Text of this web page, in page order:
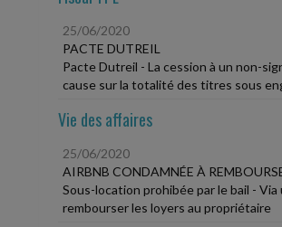
25/06/2020
PACTE DUTREIL
Pacte Dutreil - La cession à un non-
cause sur la totalité des titres sous
Vie des affaires
25/06/2020
AIRBNB CONDAMNÉE À
Sous-location prohibée par le bail -
rembourser les loyers au propriétaire